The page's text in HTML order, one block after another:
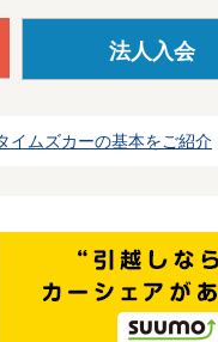
法人入会
イムズカーの基本をご紹介